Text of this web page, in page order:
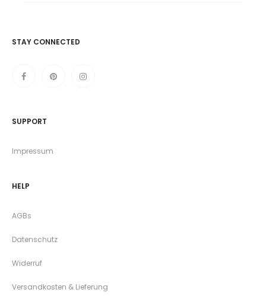
STAY CONNECTED
SUPPORT
Impressum
HELP
AGBs
Datenschutz
Widerruf
Versandkosten & Lieferung